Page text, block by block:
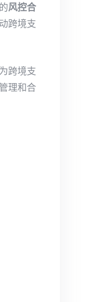
风控合
跨境支
跨境支
理和合